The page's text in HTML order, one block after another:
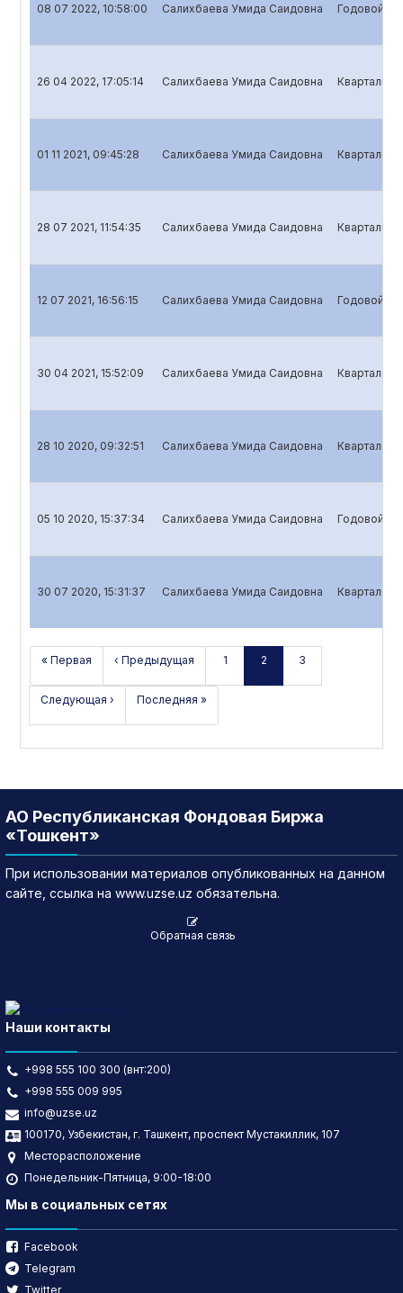
08 07 2022, 10:58:00 Салихбаева Умида Саидовна Годовой
26 04 2022, 17:05:14 Салихбаева Умида Саидовна
01 11 2021, 09:45:28 Салихбаева Умида Саидовна
28 07 2021, 11:54:35 Салихбаева Умида Саидовна
12 07 2021, 16:56:15 Салихбаева Умида Саидовна Годовой
30 04 2021, 15:52:09 Салихбаева Умида Саидовна
28 10 2020, 09:32:51 Салихбаева Умида Саидовна
05 10 2020, 15:37:34 Салихбаева Умида Саидовна Годовой
30 07 2020, 15:31:37 Салихбаева Умида Саидовна
« Первая ‹ Предыдущая 1 2 3
Следующая › Последняя »
АО Республиканская Фондовая Биржа
«Тошкент»
При использовании материалов опубликованных на данном
сайте, ссылка на www.uzse.uz обязательна.
Обратная связь
Наши контакты
+998 555 100 300 (внт:200)
+998 555 009 995
info@uzse.uz
100170, Узбекистан, г. Ташкент, проспект Мустакиллик, 107
Месторасположение
Понедельник-Пятница, 9:00-18:00
Мы в социальных сетях
Facebook
Telegram
Twitter